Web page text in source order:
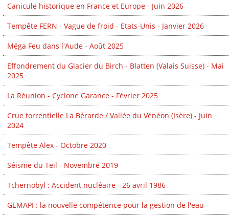
Canicule historique en France et Europe - Juin 2026
Tempête FERN - Vague de froid - Etats-Unis - Janvier 2026
Méga Feu dans l'Aude - Août 2025
Effondrement du Glacier du Birch - Blatten (Valais Suisse) - Mai
2025
La Réunion - Cyclone Garance - Février 2025
Crue torrentielle La Bérarde / Vallée du Vénéon (Isère) - Juin
2024
Tempête Alex - Octobre 2020
Séisme du Teil - Novembre 2019
Tchernobyl : Accident nucléaire - 26 avril 1986
GEMAPI : la nouvelle compétence pour la gestion de l'eau